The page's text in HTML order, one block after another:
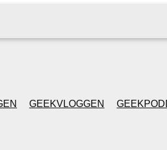
GEEKVLOGGEN